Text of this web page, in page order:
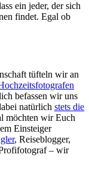
ein jeder, der sich
findet. Egal ob
tüfteln wir an
befassen wir uns
natürlich stets die
möchten wir Euch
Einsteiger
, Reiseblogger,
– wir